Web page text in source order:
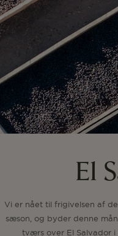
El
Vi er nået til frigivelsen af
sæson, og byder denne
tværs over El Salvador